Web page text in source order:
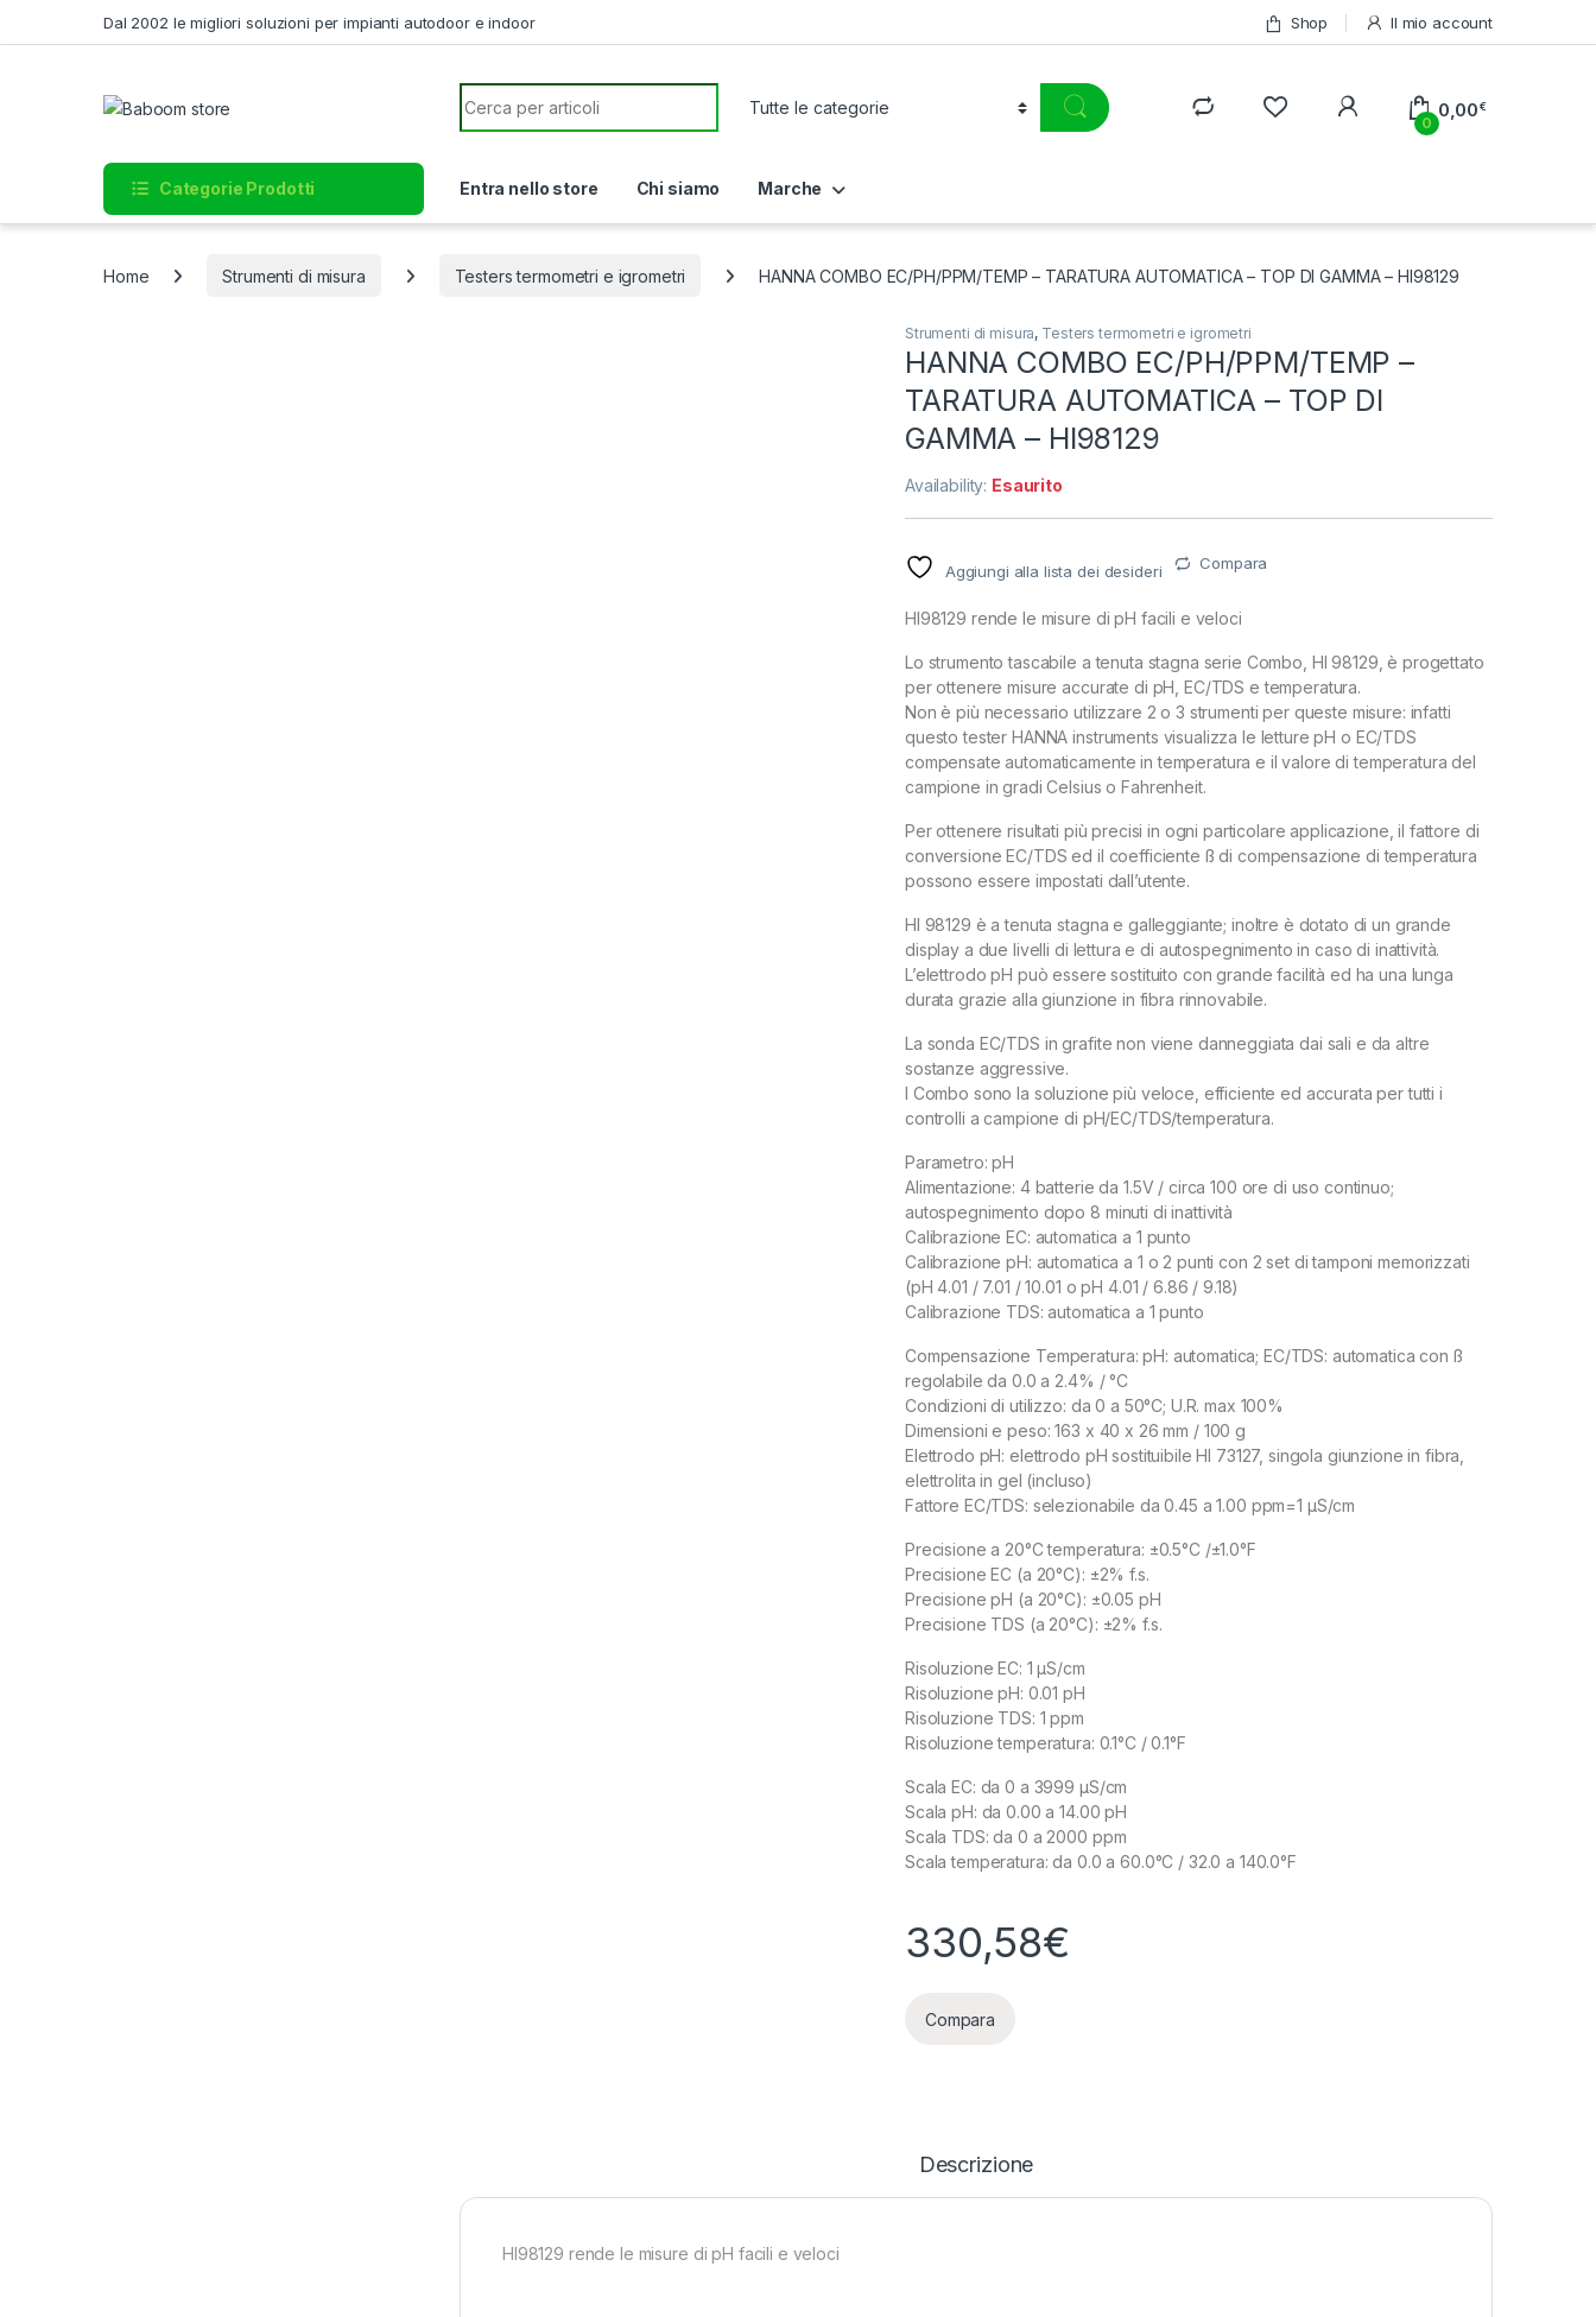
Dal 2002 le migliori soluzioni per impianti autodoor e indoor Shop Il mio account
Search for:
0
0,00€
Categorie Prodotti Entra nello store Chi siamo Marche
Home Strumenti di misura Testers termometri e igrometri HANNA COMBO EC/PH/PPM/TEMP – TARATURA AUTOMATICA – TOP DI GAMMA – HI98129
Strumenti di misura, Testers termometri e igrometri
HANNA COMBO EC/PH/PPM/TEMP –
TARATURA AUTOMATICA – TOP DI
GAMMA – HI98129
Availability: Esaurito
Aggiungi alla lista dei desideri Compara
HI98129 rende le misure di pH facili e veloci
Lo strumento tascabile a tenuta stagna serie Combo, HI 98129, è progettato
per ottenere misure accurate di pH, EC/TDS e temperatura.
Non è più necessario utilizzare 2 o 3 strumenti per queste misure: infatti
questo tester HANNA instruments visualizza le letture pH o EC/TDS
compensate automaticamente in temperatura e il valore di temperatura del
campione in gradi Celsius o Fahrenheit.
Per ottenere risultati più precisi in ogni particolare applicazione, il fattore di
conversione EC/TDS ed il coefficiente ß di compensazione di temperatura
possono essere impostati dall’utente.
HI 98129 è a tenuta stagna e galleggiante; inoltre è dotato di un grande
display a due livelli di lettura e di autospegnimento in caso di inattività.
L’elettrodo pH può essere sostituito con grande facilità ed ha una lunga
durata grazie alla giunzione in fibra rinnovabile.
La sonda EC/TDS in grafite non viene danneggiata dai sali e da altre
sostanze aggressive.
I Combo sono la soluzione più veloce, efficiente ed accurata per tutti i
controlli a campione di pH/EC/TDS/temperatura.
Parametro: pH
Alimentazione: 4 batterie da 1.5V / circa 100 ore di uso continuo;
autospegnimento dopo 8 minuti di inattività
Calibrazione EC: automatica a 1 punto
Calibrazione pH: automatica a 1 o 2 punti con 2 set di tamponi memorizzati
(pH 4.01 / 7.01 / 10.01 o pH 4.01 / 6.86 / 9.18)
Calibrazione TDS: automatica a 1 punto
Compensazione Temperatura: pH: automatica; EC/TDS: automatica con ß
regolabile da 0.0 a 2.4% / °C
Condizioni di utilizzo: da 0 a 50°C; U.R. max 100%
Dimensioni e peso: 163 x 40 x 26 mm / 100 g
Elettrodo pH: elettrodo pH sostituibile HI 73127, singola giunzione in fibra,
elettrolita in gel (incluso)
Fattore EC/TDS: selezionabile da 0.45 a 1.00 ppm=1 µS/cm
Precisione a 20°C temperatura: ±0.5°C /±1.0°F
Precisione EC (a 20°C): ±2% f.s.
Precisione pH (a 20°C): ±0.05 pH
Precisione TDS (a 20°C): ±2% f.s.
Risoluzione EC: 1 µS/cm
Risoluzione pH: 0.01 pH
Risoluzione TDS: 1 ppm
Risoluzione temperatura: 0.1°C / 0.1°F
Scala EC: da 0 a 3999 µS/cm
Scala pH: da 0.00 a 14.00 pH
Scala TDS: da 0 a 2000 ppm
Scala temperatura: da 0.0 a 60.0°C / 32.0 a 140.0°F
330,58€
Compara
Descrizione
HI98129 rende le misure di pH facili e veloci